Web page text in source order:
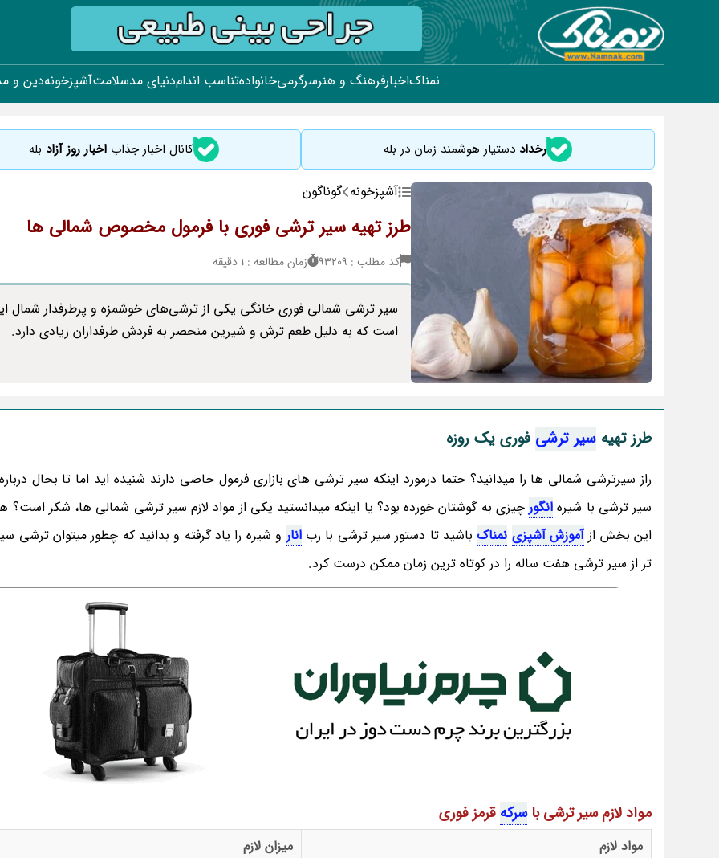
نمناکاخبارفرهنگ و هنرسرگرمیخانوادهتناسب اندامدنیای مدسلامتآشپزخونهدین و
رخداد دستیار هوشمند زمان در بله کانال اخبار جذاب اخبار روز آزاد بله
آشپزخونه گوناگون
طرز تهیه سیر ترشی فوری با فرمول مخصوص شمالی ها
کد مطلب : 93209 زمان مطالعه : 1 دقیقه
سیر ترشی شمالی فوری خانگی یکی از ترشی‌های خوشمزه و پرطرفدار شمال
است که به دلیل طعم ترش و شیرین منحصر به فردش طرفداران زیادی دارد.
طرز تهیه سیر ترشی فوری یک روزه
راز سیرترشی شمالی ها را میدانید؟ حتما درمورد اینکه سیر ترشی های بازاری فرمول خاصی دارند شنیده اید اما تا بحال
سیر ترشی با شیره انگورچیزی به گوشتان خورده بود؟ یا اینکه میدانستید یکی از مواد لازم سیر ترشی شمالی ها، شکر است؟
این بخش ازآموزش آشپزی نمناکباشید تا دستور سیر ترشی با ربانارو شیره را یاد گرفته و بدانید که چطور میتوان ترشی
تر از سیر ترشی هفت ساله را در کوتاه ترین زمان ممکن درست کرد.
مواد لازم سیر ترشی باسرکه قرمز فوری
مواد لازم
میزان لازم